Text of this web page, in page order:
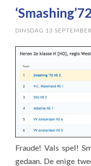
DINSDAG 13
Fraude! Vals spel!
gedaan. De enige